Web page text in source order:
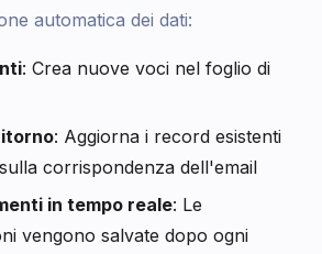
automatica dei dati:
: Crea nuove voci nel foglio di
: Aggiorna i record esistenti
corrispondenza dell'email
in tempo reale: Le
vengono salvate dopo ogni